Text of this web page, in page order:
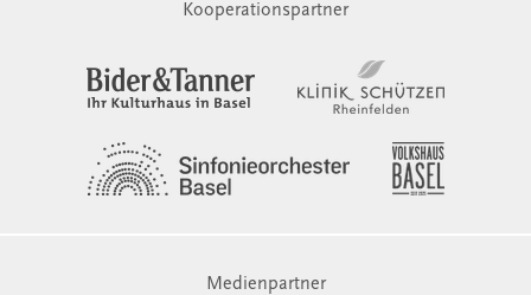
Kooperationspartner
Medienpartner